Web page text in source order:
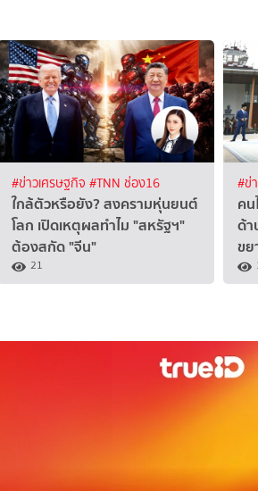
#ข่าวเศรษฐกิจ #TNN ช่อง16
ใกล้ตัวหรือยัง? สงครามหุ่นยนต์
โลก เปิดเหตุผลทำไม "สหรัฐฯ"
ต้องสกัด "จีน"
21
#ข่
คน
ด้า
ข